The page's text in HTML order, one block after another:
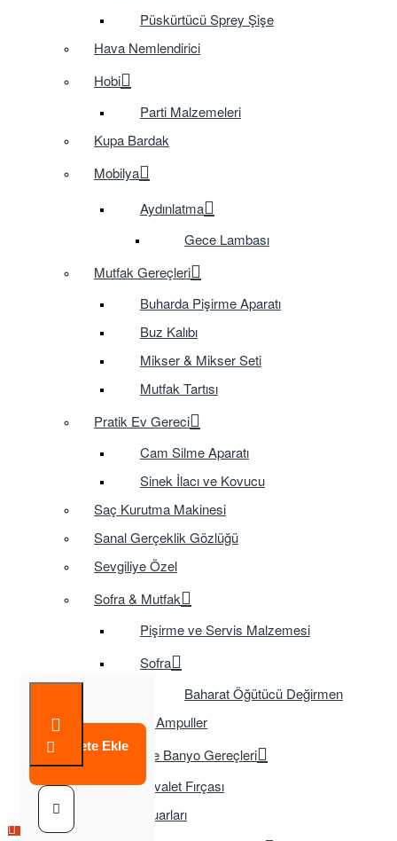
Püskürtücü Sprey Şişe
Hava Nemlendirici
Hobi
Parti Malzemeleri
Kupa Bardak
Mobilya
Aydınlatma
Gece Lambası
Mutfak Gereçleri
Buharda Pişirme Aparatı
Buz Kalıbı
Mikser & Mikser Seti
Mutfak Tartısı
Pratik Ev Gereci
Cam Silme Aparatı
Sinek İlacı ve Kovucu
Saç Kurutma Makinesi
Sanal Gerçeklik Gözlüğü
Sevgiliye Özel
Sofra & Mutfak
Pişirme ve Servis Malzemesi
Sofra
Baharat Öğütücü Değirmen
Tasarruflu Ampuller
Temizlik ve Banyo Gereçleri
Tuvalet Fırçası
TV Aksesuarları
Sepete Ekle
Çok Satılan Ürün